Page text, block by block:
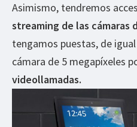
Asimismo, tendremos
streaming de las cámaras
tengamos puestas, de
cámara de 5 megapíxeles
videollamadas.